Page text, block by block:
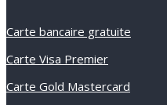
Carte bancaire gratuite
Carte Visa Premier
Carte Gold Mastercard